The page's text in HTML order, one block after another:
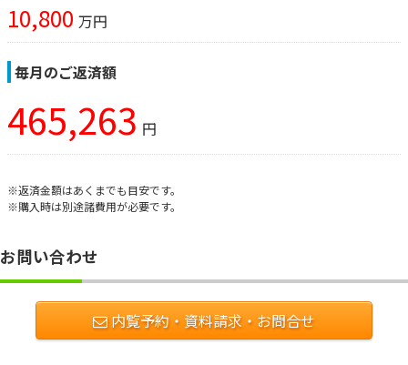
10,800 万円
毎月のご返済額
465,263 円
※返済金額はあくまでも目安です。
※購入時は別途諸費用が必要です。
お問い合わせ
内覧予約・資料請求・お問合せ